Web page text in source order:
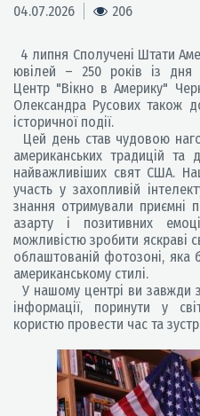
04.07.2026 206
4 липня Сполучені Штати
ювілей – 250 років із дня
Центр "Вікно в Америку"
Олександра Русових також
історичної події.
Цей день став чудовою
американських традицій
найважливіших свят США.
участь у захопливій
знання отримували
азарту і позитивних
можливістю зробити яскраві
облаштованій фотозоні,
американському стилі.
У нашому центрі ви завжди
інформації, поринути у
користю провести час та